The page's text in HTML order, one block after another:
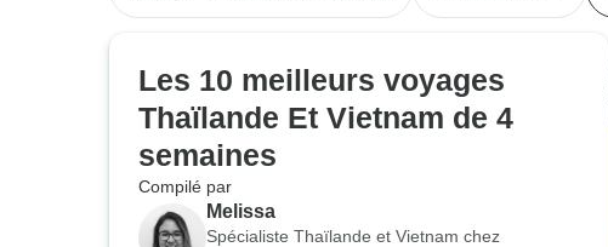
Les 10 meilleurs voyages
Thaïlande Et Vietnam de 4
semaines
Compilé par
Melissa
Spécialiste Thaïlande et Vietnam chez